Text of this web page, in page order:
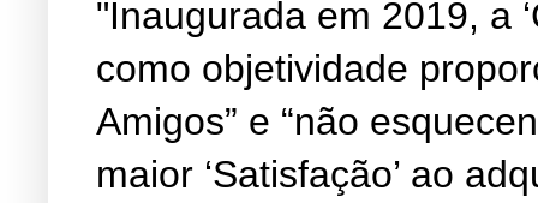
"Inaugurada em 2019, a
como objetividade
Amigos” e “não
maior ‘Satisfação’ ao